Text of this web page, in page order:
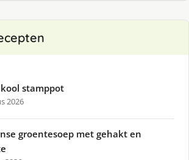
stamppot
2026
groentesoep met gehakt en